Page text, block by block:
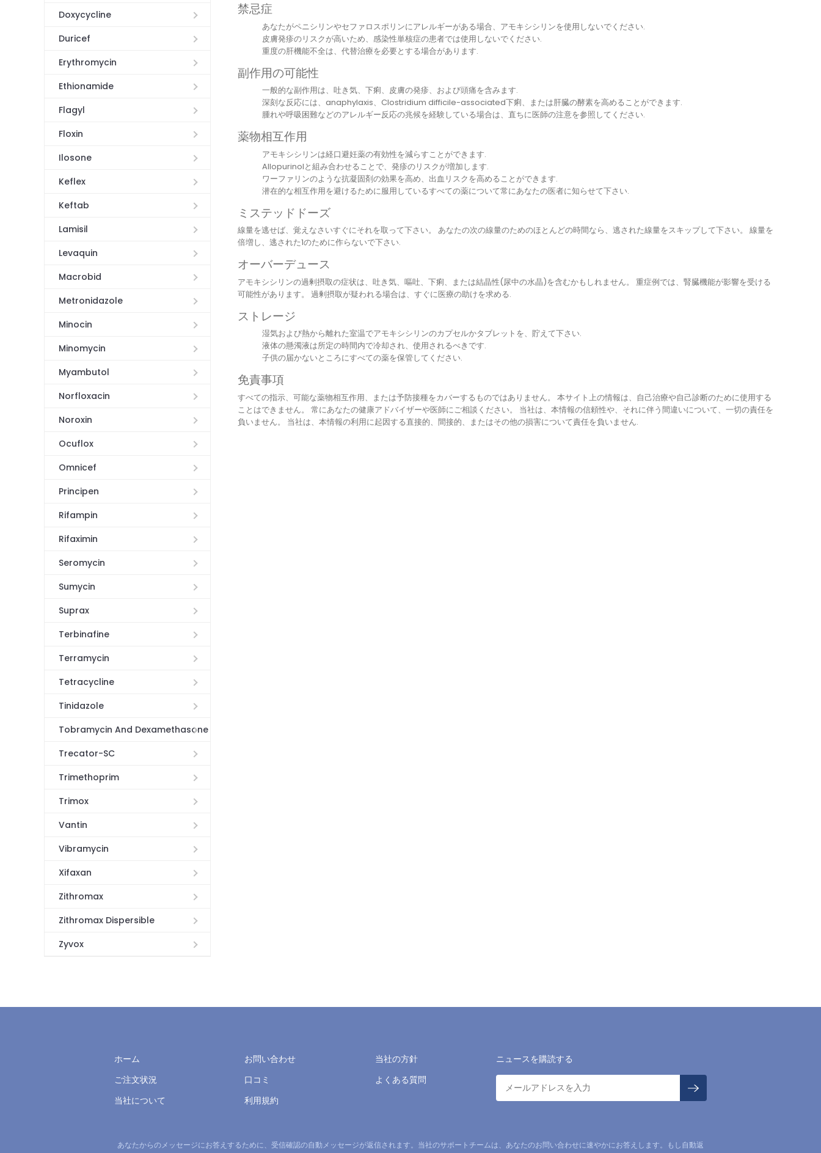
Doxycycline
Duricef
Erythromycin
Ethionamide
Flagyl
Floxin
Ilosone
Keflex
Keftab
Lamisil
Levaquin
Macrobid
Metronidazole
Minocin
Minomycin
Myambutol
Norfloxacin
Noroxin
Ocuflox
Omnicef
Principen
Rifampin
Rifaximin
Seromycin
Sumycin
Suprax
Terbinafine
Terramycin
Tetracycline
Tinidazole
Tobramycin And Dexamethasone
Trecator-SC
Trimethoprim
Trimox
Vantin
Vibramycin
Xifaxan
Zithromax
Zithromax Dispersible
Zyvox
禁忌症
あなたがペニシリンやセファロスポリンにアレルギーがある場合、アモキシシリンを使用しないでください.
皮膚発疹のリスクが高いため、感染性単核症の患者では使用しないでください.
重度の肝機能不全は、代替治療を必要とする場合があります.
副作用の可能性
一般的な副作用は、吐き気、下痢、皮膚の発疹、および頭痛を含みます.
深刻な反応には、anaphylaxis、Clostridium difficile-associated下痢、または肝臓の酵素を高めることができます.
腫れや呼吸困難などのアレルギー反応の兆候を経験している場合は、直ちに医師の注意を参照してください.
薬物相互作用
アモキシシリンは経口避妊薬の有効性を減らすことができます.
Allopurinolと組み合わせることで、発疹のリスクが増加します.
ワーファリンのような抗凝固剤の効果を高め、出血リスクを高めることができます.
潜在的な相互作用を避けるために服用しているすべての薬について常にあなたの医者に知らせて下さい.
ミステッドドーズ
線量を逃せば、覚えなさいすぐにそれを取って下さい。 あなたの次の線量のためのほとんどの時間なら、逃された線量をスキップして下さい。 線量を
倍増し、逃された1のために作らないで下さい.
オーバーデュース
アモキシシリンの過剰摂取の症状は、吐き気、嘔吐、下痢、または結晶性(尿中の水晶)を含むかもしれません。 重症例では、腎臓機能が影響を受ける
可能性があります。 過剰摂取が疑われる場合は、すぐに医療の助けを求める.
ストレージ
湿気および熱から離れた室温でアモキシシリンのカプセルかタブレットを、貯えて下さい.
液体の懸濁液は所定の時間内で冷却され、使用されるべきです.
子供の届かないところにすべての薬を保管してください.
免責事項
すべての指示、可能な薬物相互作用、または予防接種をカバーするものではありません。 本サイト上の情報は、自己治療や自己診断のために使用する
ことはできません。 常にあなたの健康アドバイザーや医師にご相談ください。 当社は、本情報の信頼性や、それに伴う間違いについて、一切の責任を
負いません。 当社は、本情報の利用に起因する直接的、間接的、またはその他の損害について責任を負いません.
ホーム お問い合わせ
当社の方針
ご注文状況
口コミ
よくある質問
当社について
利用規約
ニュースを購読する
あなたからのメッセージにお答えするために、受信確認の自動メッセージが返信されます。当社のサポートチームは、あなたのお問い合わせに速やかにお答えします。もし自動返